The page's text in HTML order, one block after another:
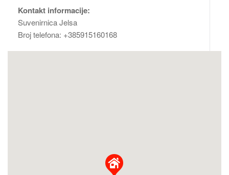
Kontakt informacije:
Suvenirnica Jelsa
Broj telefona: +385915160168